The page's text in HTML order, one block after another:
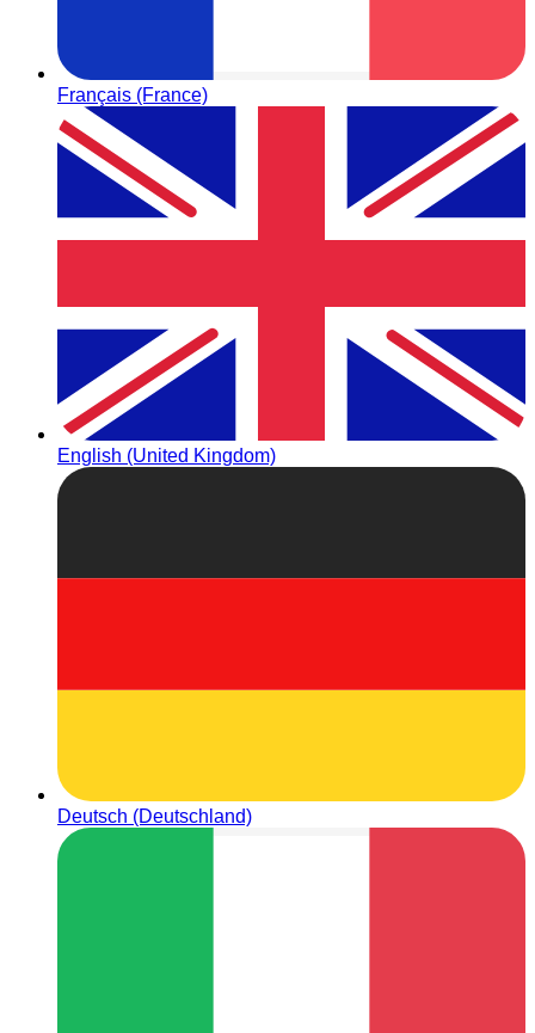
Français (France)
English (United Kingdom)
Deutsch (Deutschland)